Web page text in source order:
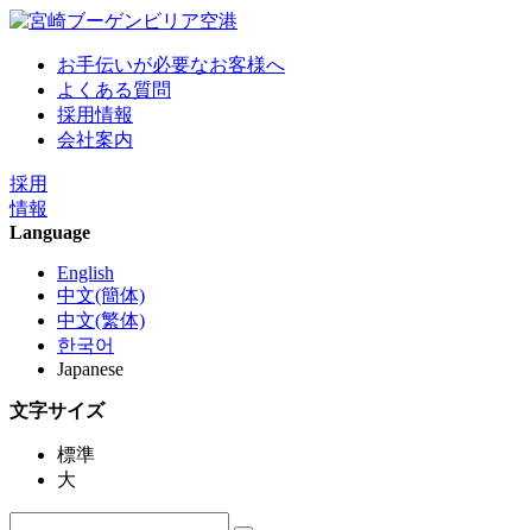
お手伝いが必要なお客様へ
よくある質問
採用情報
会社案内
採用
情報
Language
English
中文(簡体)
中文(繁体)
한국어
Japanese
文字サイズ
標準
大